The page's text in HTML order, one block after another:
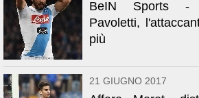
BeIN Sports -
Pavoletti,
più
21 GIUGNO 2017